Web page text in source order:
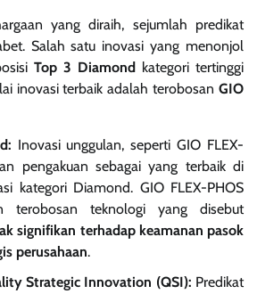
yang diraih, sejumlah predikat
Salah satu inovasi yang menonjol
Top 3 Diamond kategori tertinggi
inovasi terbaik adalah terobosan GIO
Inovasi unggulan, seperti GIO FLEX-
pengakuan sebagai yang terbaik di
kategori Diamond. GIO FLEX-PHOS
terobosan teknologi yang disebut
signifikan terhadap keamanan pasok
perusahaan.
Strategic Innovation (QSI): Predikat